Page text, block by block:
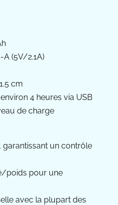
A (5V/2.1A)
cm
4 heures via USB
de charge
garantissant un contrôle
poids pour une
avec la plupart des